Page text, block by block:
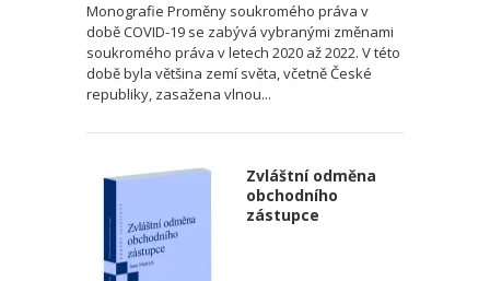
Monografie Proměny soukromého práva v
době COVID-19 se zabývá vybranými změnami
soukromého práva v letech 2020 až 2022. V této
době byla většina zemí světa, včetně České
republiky, zasažena vlnou...
Zvláštní odměna
obchodního
zástupce